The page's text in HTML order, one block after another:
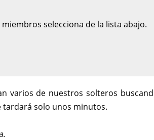
selecciona de la lista abajo.
varios de nuestros solteros
tardará solo unos minutos.